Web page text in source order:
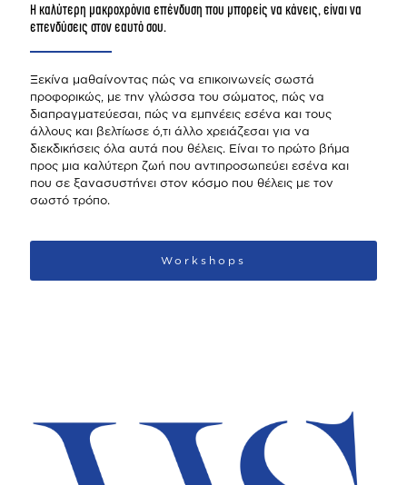
H καλύτερη μακροχρόνια επένδυση που μπορείς να κάνεις, είναι να
επενδύσεις στον εαυτό σου.
Ξεκίνα μαθαίνοντας πώς να επικοινωνείς σωστά
προφορικώς, με την γλώσσα του σώματος, πώς να
διαπραγματεύεσαι, πώς να εμπνέεις εσένα και τους
άλλους και βελτίωσε ό,τι άλλο χρειάζεσαι για να
διεκδικήσεις όλα αυτά που θέλεις. Είναι το πρώτο βήμα
προς μια καλύτερη ζωή που αντιπροσωπεύει εσένα και
που σε ξανασυστήνει στον κόσμο που θέλεις με τον
σωστό τρόπο.
Workshops